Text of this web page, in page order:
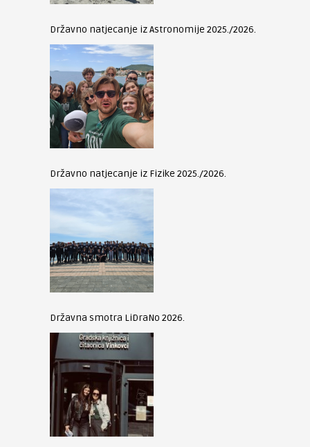
Državno natjecanje iz Astronomije 2025./2026.
Državno natjecanje iz Fizike 2025./2026.
Državna smotra LiDraNo 2026.